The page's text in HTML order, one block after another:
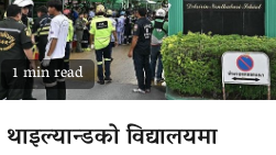
1 min read
थाइल्यान्डको विद्यालयमा